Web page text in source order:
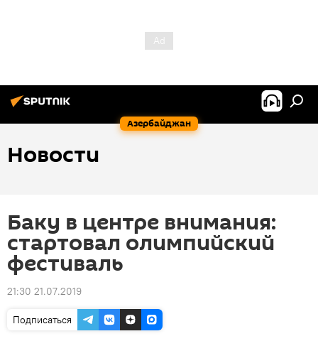
Азербайджан
Новости
Баку в центре внимания:
стартовал олимпийский
фестиваль
21:30 21.07.2019
Подписаться